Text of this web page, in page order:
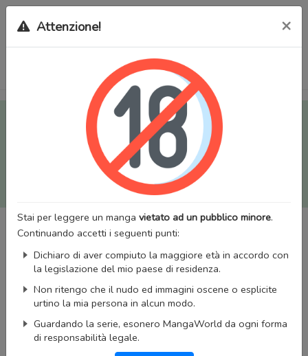
Tutti i Doujinshi e Manga per adulti (+18) sono stati trasferiti
sul nostro nuovo sito (
mangaworldadult.net
); invece, per i
Manga classici, puoi utilizzare
MangaWorld
Potrai effettuare illogincon il tuo account di MangaWorld
tutti i dati sono condivisi tra i due siti,
perderai alcun dato, inclusi bookmarks e premium
Attenzione! ×
Stai per leggere un manga vietato ad un pubblico minore.
Continuando accetti i seguenti punti:
Dichiaro di aver compiuto la maggiore età in accordo con
la legislazione del mio paese di residenza.
Non ritengo che il nudo ed immagini oscene o esplicite
urtino la mia persona in alcun modo.
Guardando la serie, esonero MangaWorld da ogni forma
di responsabilità legale.